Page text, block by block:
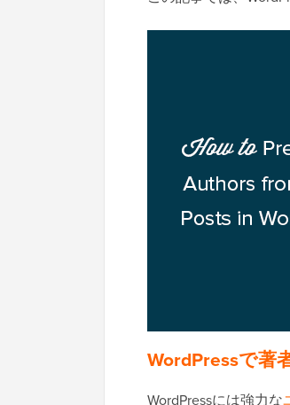
WordPressで著
WordPressには強力な